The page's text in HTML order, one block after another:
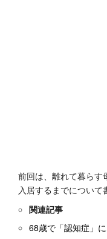
前回は、離れて暮らす
入居するまでについて
関連記事
68歳で「認知症」